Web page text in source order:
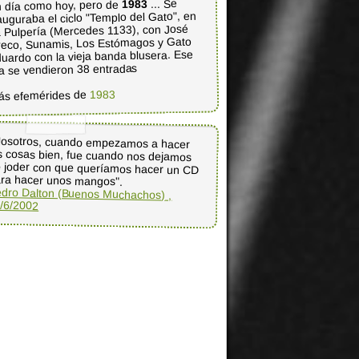
día como hoy, pero de1983 ... Se
el ciclo "Templo del Gato", en
Pulpería (Mercedes 1133), con José
Sunamis, Los Estómagos y Gato
con la vieja banda blusera. Ese
se vendieron 38 entradas
efemérides de 1983
cuando empezamos a hacer
cosas bien, fue cuando nos dejamos
joder con que queríamos hacer un CD
hacer unos mangos".
Dalton (Buenos Muchachos) ,
6/2002